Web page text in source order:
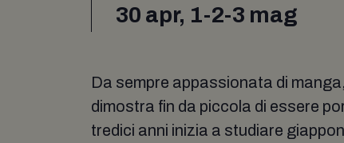
30 apr, 1-2-3 mag
Da sempre appassionata di
dimostra fin da piccola di essere
tredici anni inizia a studiare